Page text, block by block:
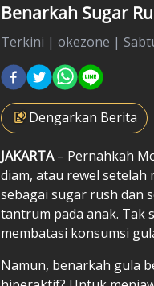
Benarkah Sugar
Terkini | okezone |
Dengarkan Berita
JAKARTA– Pernahkah
diam, atau rewel setelah
sebagai sugar rush dan
tantrum pada anak. Tak
membatasi konsumsi
Namun, benarkah gula